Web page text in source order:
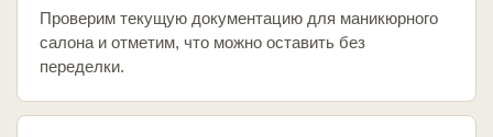
Проверим текущую документацию для маникюрного
салона и отметим, что можно оставить без
переделки.